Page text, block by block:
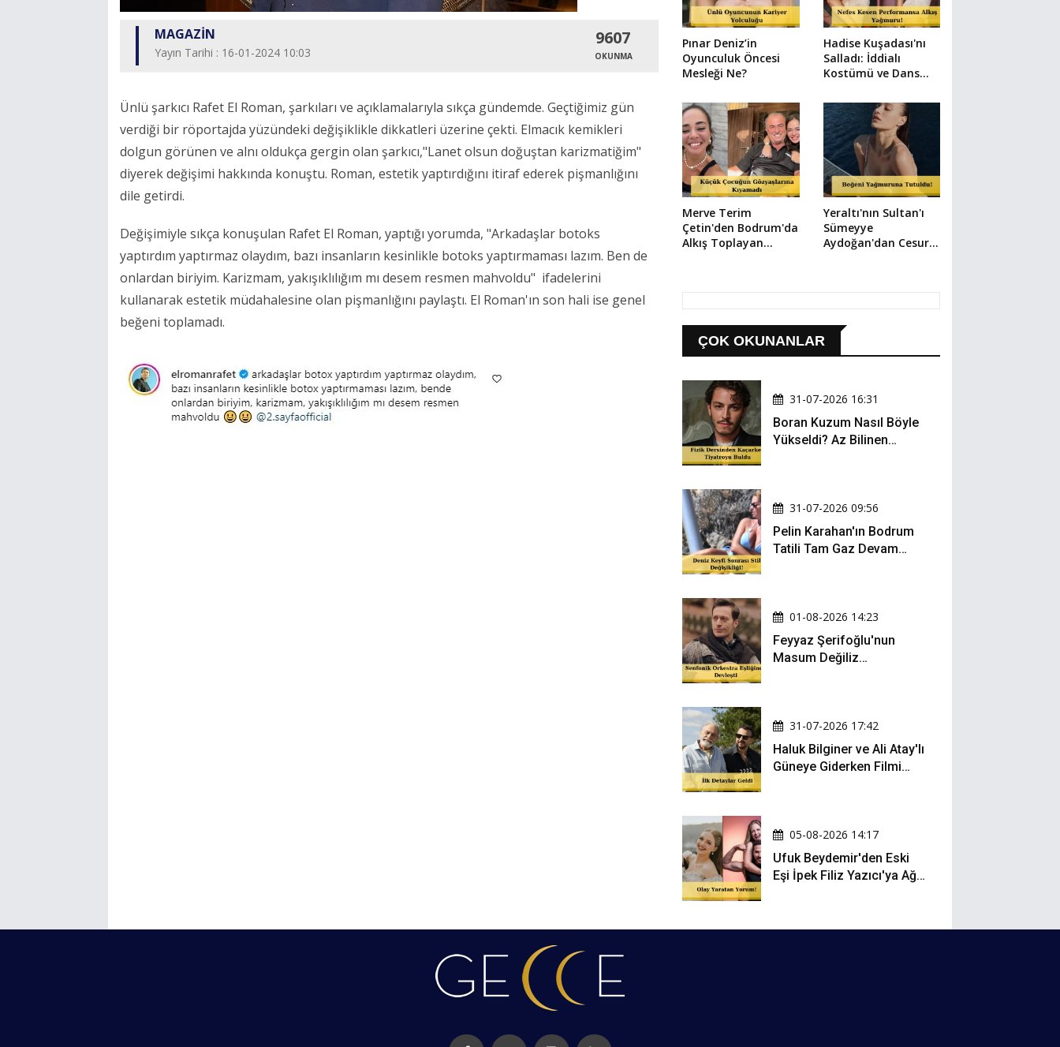
MAGAZİN
Yayın Tarihi : 16-01-2024 10:03
9607
OKUNMA
Ünlü şarkıcı Rafet El Roman, şarkıları ve açıklamalarıyla sıkça gündemde. Geçtiğimiz gün
verdiği bir röportajda yüzündeki değişiklikle dikkatleri üzerine çekti. Elmacık kemikleri
dolgun görünen ve alnı oldukça gergin olan şarkıcı,"Lanet olsun doğuştan karizmatiğim"
diyerek değişimi hakkında konuştu. Roman, estetik yaptırdığını itiraf ederek pişmanlığını
dile getirdi.
Değişimiyle sıkça konuşulan Rafet El Roman, yaptığı yorumda, "Arkadaşlar botoks
yaptırdım yaptırmaz olaydım, bazı insanların kesinlikle botoks yaptırmaması lazım. Ben de
onlardan biriyim. Karizmam, yakışıklılığım mı desem resmen mahvoldu" ifadelerini
kullanarak estetik müdahalesine olan pişmanlığını paylaştı. El Roman'ın son hali ise genel
beğeni toplamadı.
Pınar Deniz’in
Oyunculuk Öncesi
Mesleği Ne?
Hadise Kuşadası'nı
Salladı: İddialı
Kostümü ve Dans
Merve Terim
Çetin'den Bodrum'da
Alkış Toplayan
Yeraltı'nın Sultan'ı
Sümeyye
Aydoğan'dan Cesur
ÇOK OKUNANLAR
31-07-2026 16:31
Boran Kuzum Nasıl Böyle
Yükseldi? Az Bilinen
31-07-2026 09:56
Pelin Karahan'ın Bodrum
Tatili Tam Gaz Devam
01-08-2026 14:23
Feyyaz Şerifoğlu'nun
Masum Değiliz
31-07-2026 17:42
Haluk Bilginer ve Ali Atay'lı
Güneye Giderken Filmi
05-08-2026 14:17
Ufuk Beydemir'den Eski
Eşi İpek Filiz Yazıcı'ya Ağır